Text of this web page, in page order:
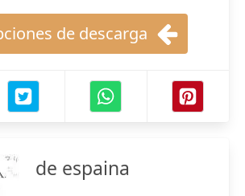
de descarga
de espaina